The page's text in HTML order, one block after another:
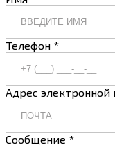
Телефон *
Адрес электронной
Сообщение *